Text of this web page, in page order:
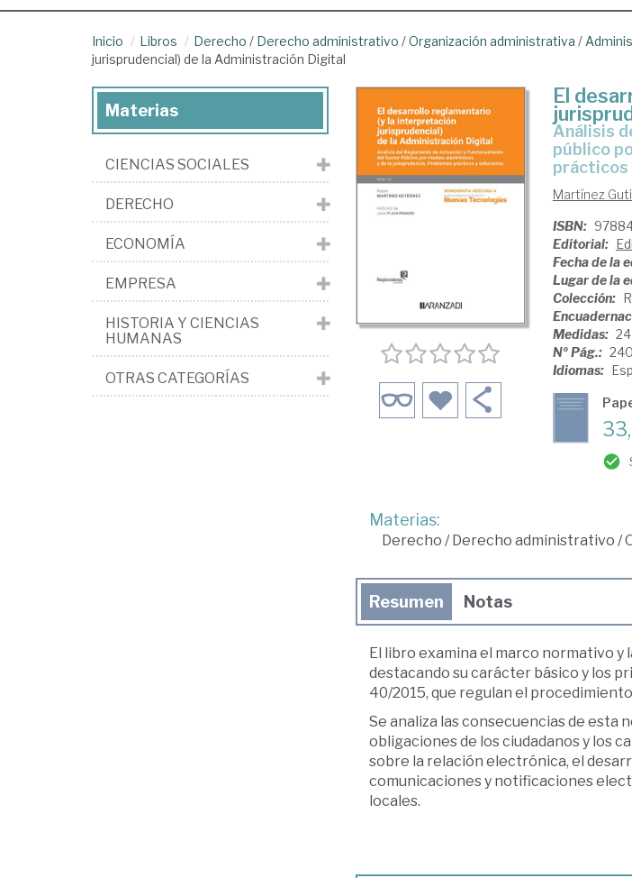
Inicio Libros Derecho / Derecho administrativo /Organización administrativa /
jurisprudencial) de la Administración Digital
El
Análisis del Reglamento de actuación y funcionamiento del sector
público
prácticos
Martínez
ISBN:
Editorial:
Fecha de la
Lugar de la
Colección:
Medidas:
Nº Pág.: 240
Idiomas:
Materias:
Derecho /Derecho administrativo /
Resumen Notas
El libro examina el marco normativo y
destacando su carácter básico y los
40/2015, que regulan el
Se analiza las consecuencias de esta
obligaciones de los ciudadanos y los
sobre la relación electrónica, el
comunicaciones y notificaciones
locales.
Materias
CIENCIAS SOCIALES
DERECHO
ECONOMÍA
EMPRESA
HISTORIA Y CIENCIAS
HUMANAS
OTRAS CATEGORÍAS